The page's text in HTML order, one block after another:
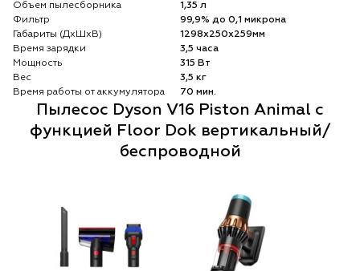
Объем пылесборника
1,35 л
Фильтр
99,9% до 0,1 микрона
Габариты (ДхШхВ)
1298х250х259мм
Время зарядки
3,5 часа
Мощность
315 Вт
Вес
3,5 кг
Время работы от аккумулятора
70 мин.
Пылесос Dyson V16 Piston Animal с
функцией Floor Dok вертикальный/
беспроводной